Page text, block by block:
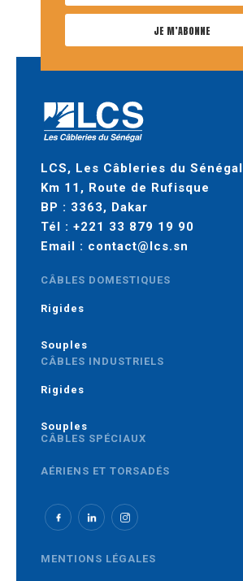
JE M’ABONNE
LCS, Les Câbleries du Sénégal
Km 11, Route de Rufisque
BP : 3363, Dakar
Tél : +221 33 879 19 90
Email : contact@lcs.sn
CÂBLES DOMESTIQUES
Rigides
Souples
CÂBLES INDUSTRIELS
Rigides
Souples
CÂBLES SPÉCIAUX
AÉRIENS ET TORSADÉS
MOYENNE TENSION
MENTIONS LÉGALES